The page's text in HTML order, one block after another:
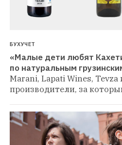
БУХУЧЕТ
«Малые дети любят
по натуральным
Marani, Lapati Wines, Tevza
производители, за